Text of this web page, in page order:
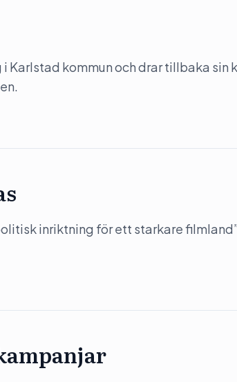
Karlstad kommun och drar tillbaka sin
inriktning för ett starkare